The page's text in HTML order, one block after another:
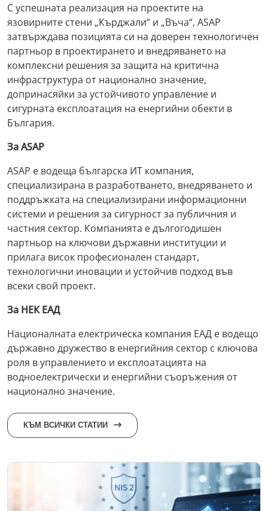
С успешната реализация на проектите на
язовирните стени „Кърджали“ и „Въча“, ASAP
затвърждава позицията си на доверен технологичен
партньор в проектирането и внедряването на
комплексни решения за защита на критична
инфраструктура от национално значение,
допринасяйки за устойчивото управление и
сигурната експлоатация на енергийни обекти в
България.
За ASAP
ASAP е водеща българска ИТ компания,
специализирана в разработването, внедряването и
поддръжката на специализирани информационни
системи и решения за сигурност за публичния и
частния сектор. Компанията е дългогодишен
партньор на ключови държавни институции и
прилага висок професионален стандарт,
технологични иновации и устойчив подход във
всеки свой проект.
За НЕК ЕАД
Националната електрическа компания ЕАД е водещо
държавно дружество в енергийния сектор с ключова
роля в управлението и експлоатацията на
водноелектрически и енергийни съоръжения от
национално значение.
КЪМ ВСИЧКИ СТАТИИ